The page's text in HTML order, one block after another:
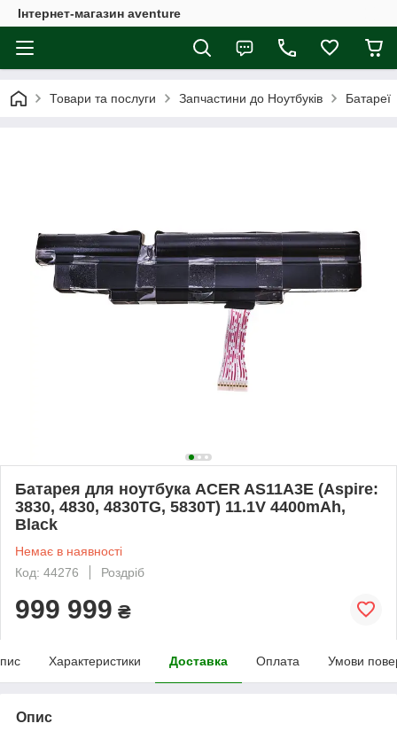
Інтернет-магазин aventure
Товари та послуги Запчастини до Ноутбуків Батареї
Батарея для ноутбука ACER AS11A3E (Aspire:
3830, 4830, 4830TG, 5830T) 11.1V 4400mAh,
Black
Немає в наявності
Код: 44276
Роздріб
999 999 ₴
Характеристики Доставка Оплата Умови
Опис